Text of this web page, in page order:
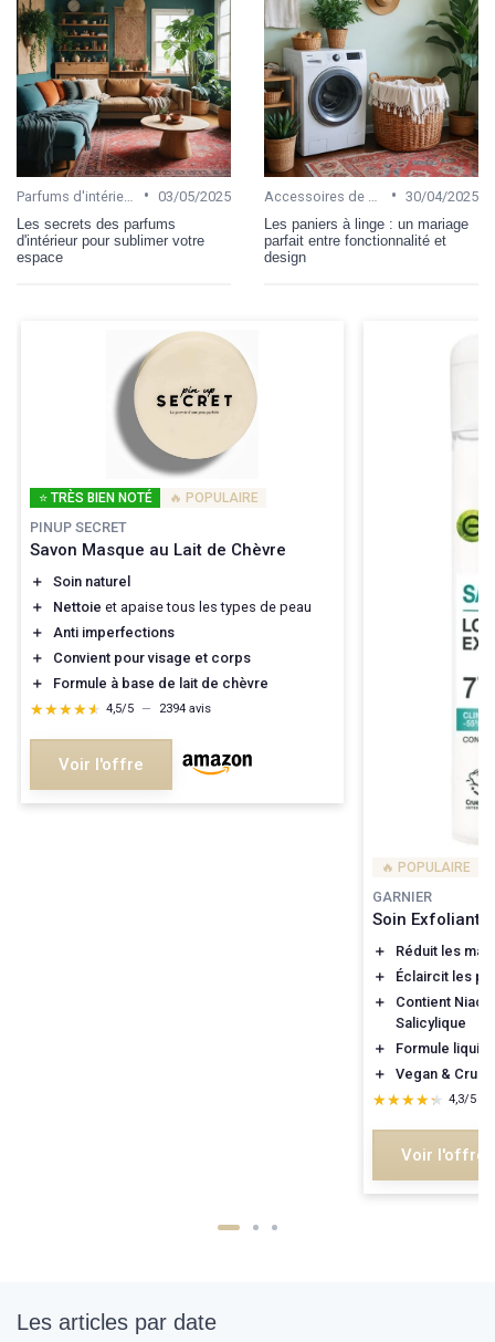
• 03/05/2025
Les secrets des parfums
d'intérieur pour sublimer votre
espace
• 30/04/2025
Les paniers à linge : un mariage
parfait entre fonctionnalité et
design
⭐ TRÈS BIEN NOTÉ 🔥 POPULAIRE
PINUP SECRET
Savon Masque au Lait de Chèvre
＋
Soin naturel
＋
Nettoie et apaise tous les types de peau
＋
Anti imperfections
＋
Convient pour visage et corps
＋
Formule à base de lait de chèvre
★★★★★
★★★★★ 4,5/5 — 2394 avis
Voir l'offre
🔥 POPULAIRE
GARNIER
Soin Exfoliant
＋
Réduit les
＋
Éclaircit les
＋
Contient
Salicylique
＋
Formule
＋
Vegan &
★★★★★
★★★★★ 4,3/5
Voir l'offre
Les articles par date